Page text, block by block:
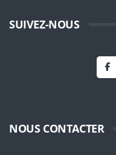
SUIVEZ-NOUS
NOUS CONTACTER